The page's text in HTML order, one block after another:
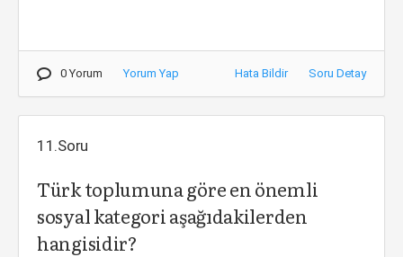
0 Yorum Yorum Yap Hata Bildir Soru Detay
11.Soru
Türk toplumuna göre en önemli
sosyal kategori aşağıdakilerden
hangisidir?